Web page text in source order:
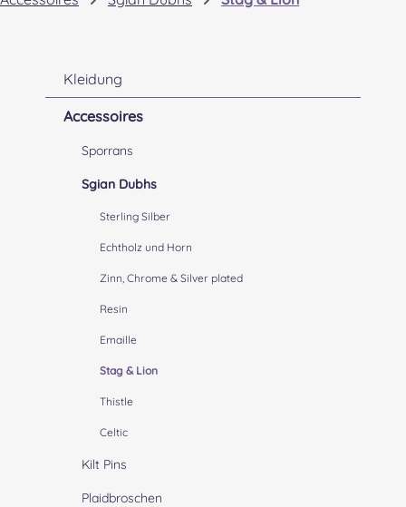
Kleidung
Accessoires
Sporrans
Sgian Dubhs
Sterling Silber
Echtholz und Horn
Zinn, Chrome & Silver plated
Resin
Emaille
Stag & Lion
Thistle
Celtic
Kilt Pins
Plaidbroschen